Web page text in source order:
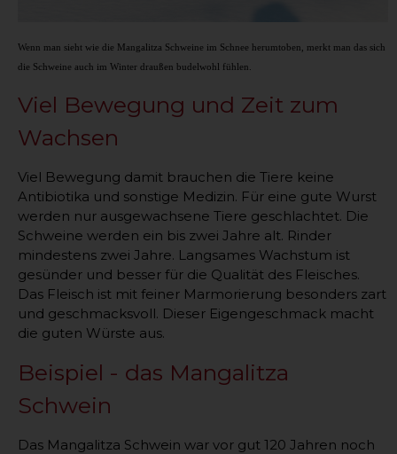
Wenn man sieht wie die Mangalitza Schweine im Schnee herumtoben, merkt man das sich
die Schweine auch im Winter draußen budelwohl fühlen.
Viel Bewegung und Zeit zum
Wachsen
Viel Bewegung damit brauchen die Tiere keine
Antibiotika und sonstige Medizin. Für eine gute Wurst
werden nur ausgewachsene Tiere geschlachtet. Die
Schweine werden ein bis zwei Jahre alt. Rinder
mindestens zwei Jahre. Langsames Wachstum ist
gesünder und besser für die Qualität des Fleisches.
Das Fleisch ist mit feiner Marmorierung besonders zart
und geschmacksvoll. Dieser Eigengeschmack macht
die guten Würste aus.
Beispiel - das Mangalitza
Schwein
Das Mangalitza Schwein war vor gut 120 Jahren noch